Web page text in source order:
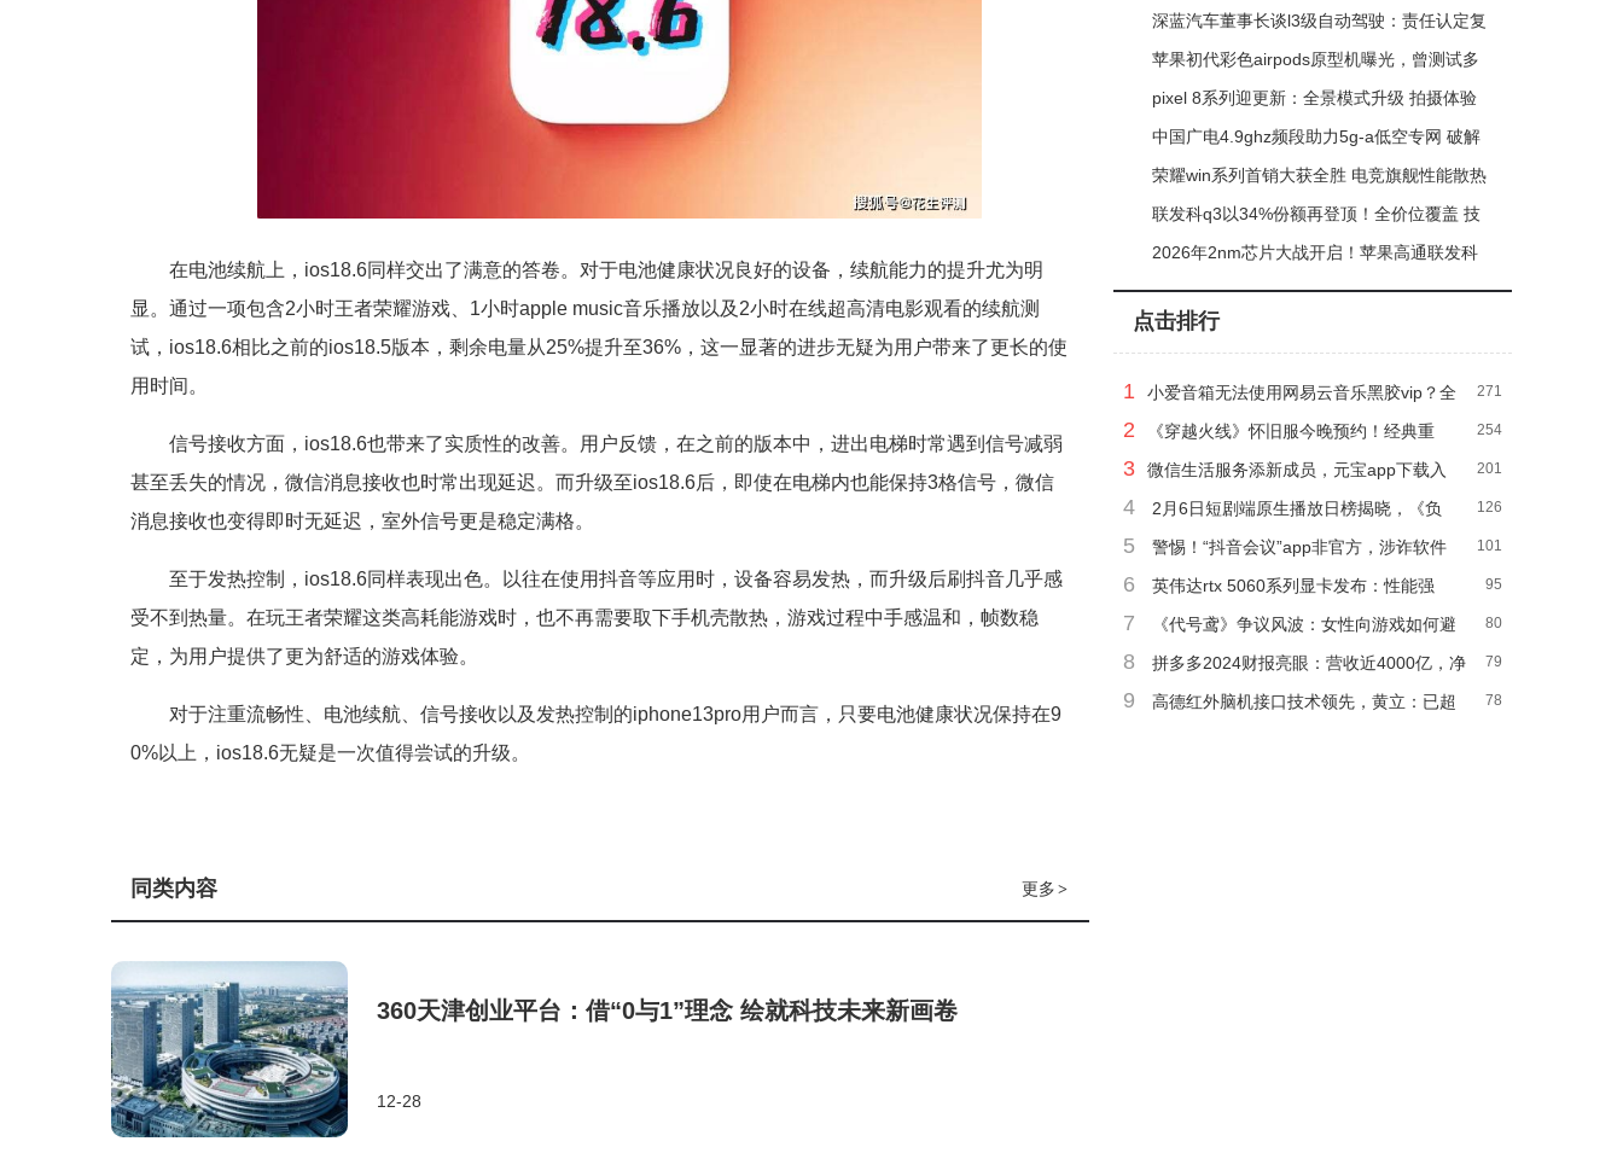
在电池续航上，ios18.6同样交出了满意的答卷。对于电池健康状况良好的设备，续航能力的提升尤为明
显。通过一项包含2小时王者荣耀游戏、1小时apple music音乐播放以及2小时在线超高清电影观看的续航测
试，ios18.6相比之前的ios18.5版本，剩余电量从25%提升至36%，这一显著的进步无疑为用户带来了更长的使
用时间。
信号接收方面，ios18.6也带来了实质性的改善。用户反馈，在之前的版本中，进出电梯时常遇到信号减弱
甚至丢失的情况，微信消息接收也时常出现延迟。而升级至ios18.6后，即使在电梯内也能保持3格信号，微信
消息接收也变得即时无延迟，室外信号更是稳定满格。
至于发热控制，ios18.6同样表现出色。以往在使用抖音等应用时，设备容易发热，而升级后刷抖音几乎感
受不到热量。在玩王者荣耀这类高耗能游戏时，也不再需要取下手机壳散热，游戏过程中手感温和，帧数稳
定，为用户提供了更为舒适的游戏体验。
对于注重流畅性、电池续航、信号接收以及发热控制的iphone13pro用户而言，只要电池健康状况保持在9
0%以上，ios18.6无疑是一次值得尝试的升级。
更多 >
同类内容
360天津创业平台：借“0与1”理念 绘就科技未来新画卷
12-28
来新画卷
深蓝汽车董事长谈l3级自动驾驶：责任认定复
杂，现阶段仍处探索期
苹果初代彩色airpods原型机曝光，曾测试多
配色方案为何最终未推出？
pixel 8系列迎更新：全景模式升级 拍摄体验
与成片质量双提升
中国广电4.9ghz频段助力5g-a低空专网 破解
通信难题保障安全高效
荣耀win系列首销大获全胜 电竞旗舰性能散热
续航全方位制霸
联发科q3以34%份额再登顶！全价位覆盖 技
术突破铸就领跑之路
2026年2nm芯片大战开启！苹果高通联发科
齐推新品竞争升级
点击排行
271
1
小爱音箱无法使用网易云音乐黑胶vip？全
量曲库暂未接入
254
2
《穿越火线》怀旧服今晚预约！经典重
现，你准备好重返战场了吗？
201
3
微信生活服务添新成员，元宝app下载入
口限时开放
126
4
2月6日短剧端原生播放日榜揭晓，《负
距离溺爱》再夺榜首？
101
5
警惕！“抖音会议”app非官方，涉诈软件
切勿下载
95
6
英伟达rtx 5060系列显卡发布：性能强
劲，起售价299美元
80
7
《代号鸢》争议风波：女性向游戏如何避
免“塌房”？
79
8
拼多多2024财报亮眼：营收近4000亿，净
利润大增八成！
78
9
高德红外脑机接口技术领先，黄立：已超